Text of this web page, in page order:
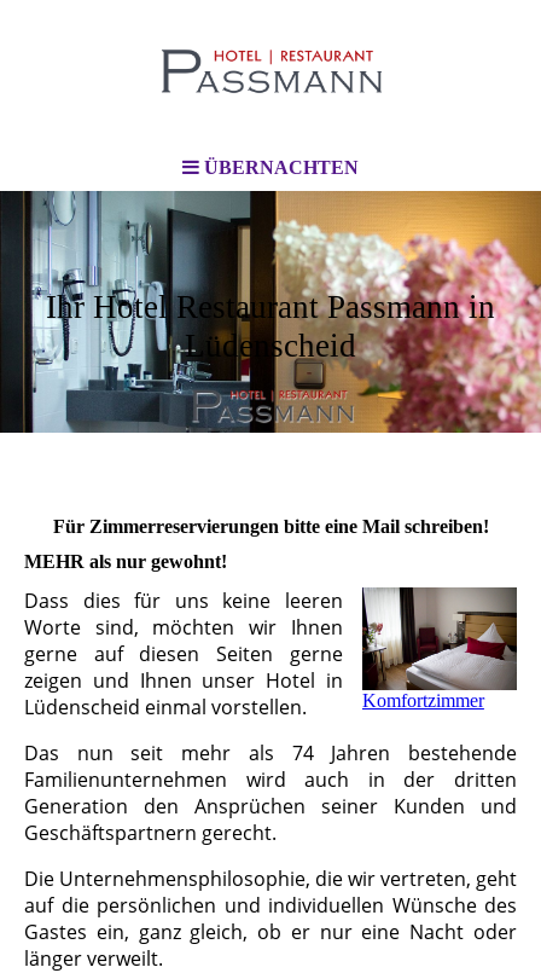
ÜBERNACHTEN
Ihr Hotel Restaurant Passmann in
Lüdenscheid
Für Zimmerreservierungen bitte eine Mail schreiben!
MEHR als nur gewohnt!
Komfortzimmer
Dass dies für uns keine leeren
Worte sind, möchten wir Ihnen
gerne auf diesen Seiten gerne
zeigen und Ihnen unser Hotel in
Lüdenscheid einmal vorstellen.
Das nun seit mehr als 74 Jahren bestehende
Familienunternehmen wird auch in der dritten
Generation den Ansprüchen seiner Kunden und
Geschäftspartnern gerecht.
Die Unternehmensphilosophie, die wir vertreten, geht
auf die persönlichen und individuellen Wünsche des
Gastes ein, ganz gleich, ob er nur eine Nacht oder
länger verweilt.